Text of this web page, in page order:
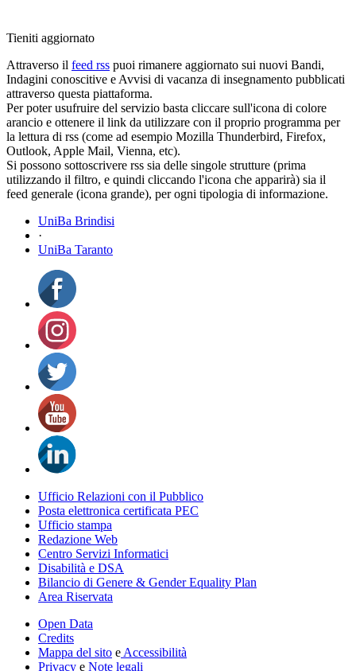
Tieniti aggiornato
Attraverso il feed rss puoi rimanere aggiornato sui nuovi Bandi,
Indagini conoscitive e Avvisi di vacanza di insegnamento pubblicati
attraverso questa piattaforma.
Per poter usufruire del servizio basta cliccare sull'icona di colore
arancio e ottenere il link da utilizzare con il proprio programma per
la lettura di rss (come ad esempio Mozilla Thunderbird, Firefox,
Outlook, Apple Mail, Vienna, etc).
Si possono sottoscrivere rss sia delle singole strutture (prima
utilizzando il filtro, e quindi cliccando l'icona che apparirà) sia il
feed generale (icona grande), per ogni tipologia di informazione.
UniBa Brindisi
·
UniBa Taranto
Ufficio Relazioni con il Pubblico
Posta elettronica certificata PEC
Ufficio stampa
Redazione Web
Centro Servizi Informatici
Disabilità e DSA
Bilancio di Genere & Gender Equality Plan
Area Riservata
Open Data
Credits
Mappa del sito e Accessibilità
Privacy e Note legali